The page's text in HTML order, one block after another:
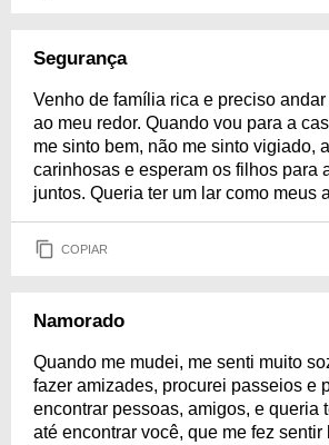
Segurança
Venho de família rica e preciso
ao meu redor. Quando vou para a
me sinto bem, não me sinto vigiado,
carinhosas e esperam os filhos para
juntos. Queria ter um lar como meus
COPIAR
Namorado
Quando me mudei, me senti muito
fazer amizades, procurei passeios e
encontrar pessoas, amigos, e queria
até encontrar você, que me fez sentir